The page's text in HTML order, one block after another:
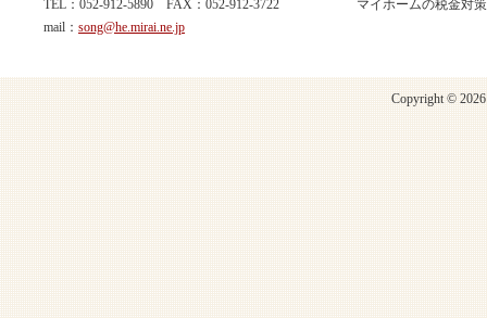
TEL：052-912-5890 FAX：052-912-3722
mail： song@he.mirai.ne.jp
マイホームの税金対策
Copyright © 2026